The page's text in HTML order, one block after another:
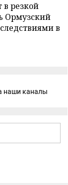
резкой
Ормузский
в
наши каналы